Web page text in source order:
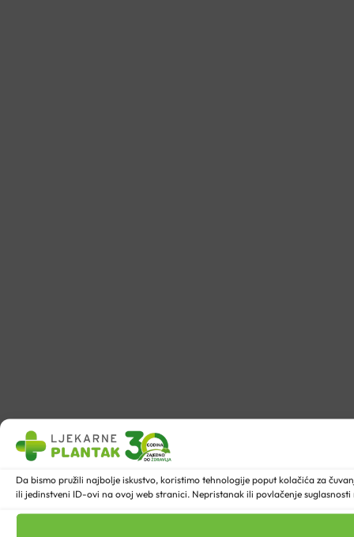
Da bismo pružili najbolje iskustvo, koristimo tehnologije poput kolačića za
ili jedinstveni ID-ovi na ovoj web stranici. Nepristanak ili povlačenje